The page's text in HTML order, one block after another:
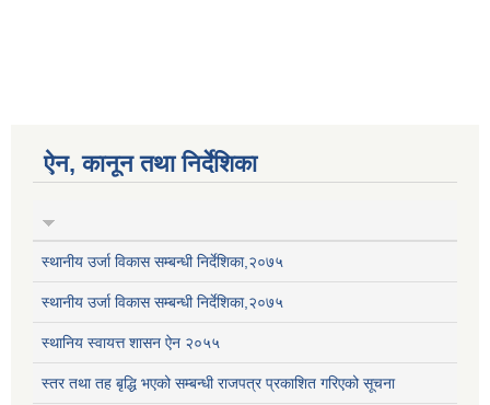
ऐन, कानून तथा निर्देशिका
स्थानीय उर्जा विकास सम्बन्धी निर्देशिका,२०७५
स्थानीय उर्जा विकास सम्बन्धी निर्देशिका,२०७५
स्थानिय स्वायत्त शासन ऐन २०५५
स्तर तथा तह बृद्धि भएको सम्बन्धी राजपत्र प्रकाशित गरिएको सूचना